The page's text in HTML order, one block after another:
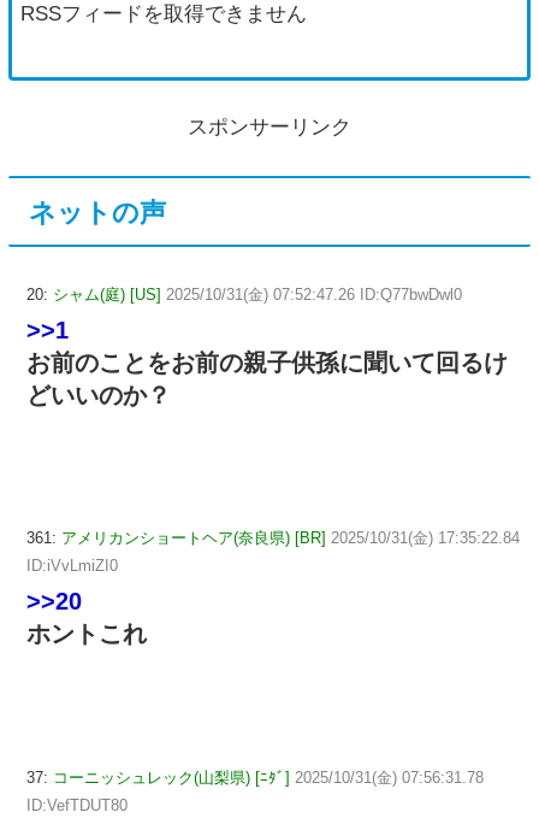
RSSフィードを取得できません
スポンサーリンク
ネットの声
20: シャム(庭) [US] 2025/10/31(金) 07:52:47.26 ID:Q77bwDwl0
>>1
お前のことをお前の親子供孫に聞いて回るけ
どいいのか？
361: アメリカンショートヘア(奈良県) [BR] 2025/10/31(金) 17:35:22.84
ID:iVvLmiZI0
>>20
ホントこれ
37: コーニッシュレック(山梨県) [ﾆﾀﾞ] 2025/10/31(金) 07:56:31.78
ID:VefTDUT80